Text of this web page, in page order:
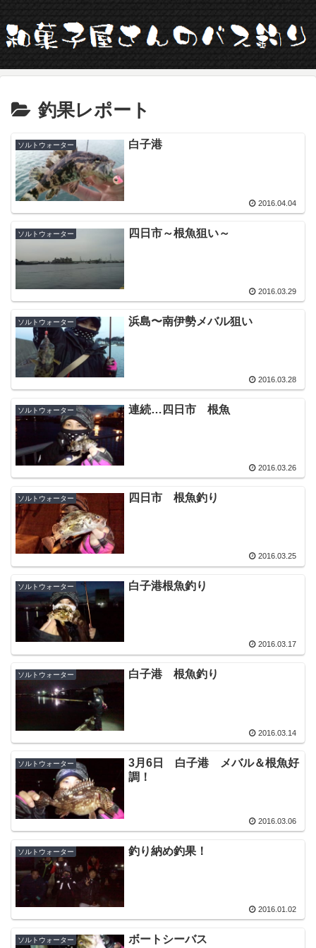
釣果レポート
ソルトウォーター 白子港
2016.04.04
ソルトウォーター 四日市～根魚狙い～
2016.03.29
ソルトウォーター 浜島〜南伊勢メバル狙い
2016.03.28
ソルトウォーター 連続…四日市 根魚
2016.03.26
ソルトウォーター 四日市 根魚釣り
2016.03.25
ソルトウォーター 白子港根魚釣り
2016.03.17
ソルトウォーター 白子港 根魚釣り
2016.03.14
ソルトウォーター
3月6日 白子港 メバル＆根魚好
調！
2016.03.06
ソルトウォーター 釣り納め釣果！
2016.01.02
ソルトウォーター ボートシーバス